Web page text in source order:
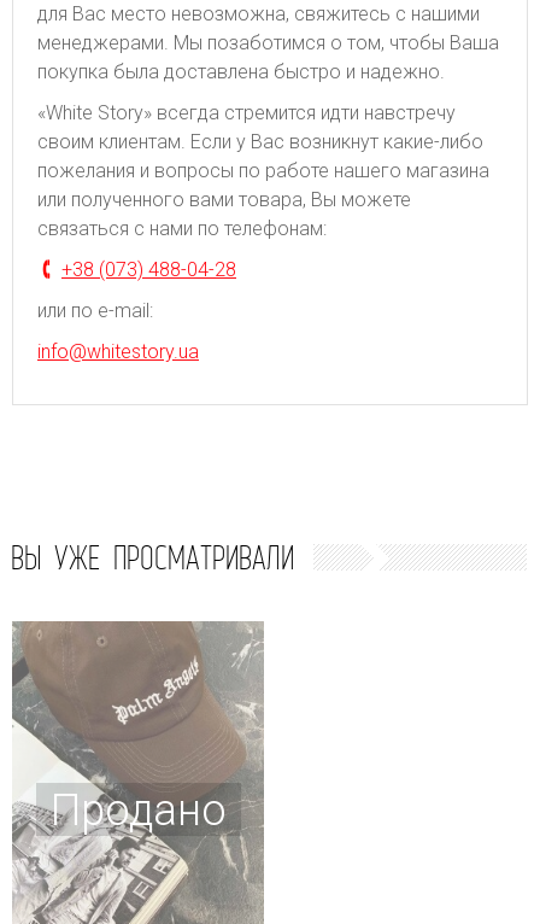
для Вас место невозможна, свяжитесь с нашими
менеджерами. Мы позаботимся о том, чтобы Ваша
покупка была доставлена быстро и надежно.
«White Story» всегда стремится идти навстречу
своим клиентам. Если у Вас возникнут какие-либо
пожелания и вопросы по работе нашего магазина
или полученного вами товара, Вы можете
связаться с нами по телефонам:
+38 (073) 488-04-28
или по e-mail:
info@whitestory.ua
ВЫ УЖЕ ПРОСМАТРИВАЛИ
Продано